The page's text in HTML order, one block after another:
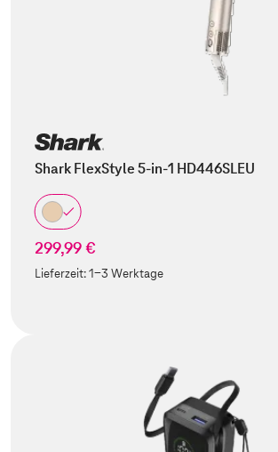
Shark FlexStyle 5-in-1 HD446SLEU
299,99 €
Lieferzeit:1-3 Werktage